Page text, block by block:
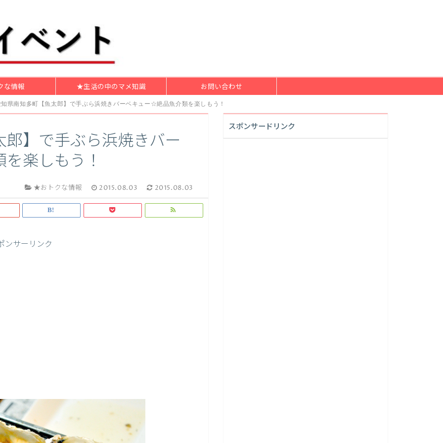
な情報 ★生活の中のマメ知識 お問い合わせ
知県南知多町【魚太郎】で手ぶら浜焼きバーベキュー☆絶品魚介類を楽しもう！
】で手ぶら浜焼きバー
楽しもう！
★おトクな情報 2015.08.03 2015.08.03
ンサーリンク
スポンサードリンク